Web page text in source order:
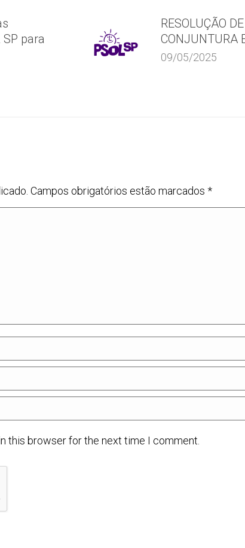
para
RESOLUÇÃO DE
CONJUNTURA
09/05/2025
Campos obrigatórios estão marcados *
this browser for the next time I comment.